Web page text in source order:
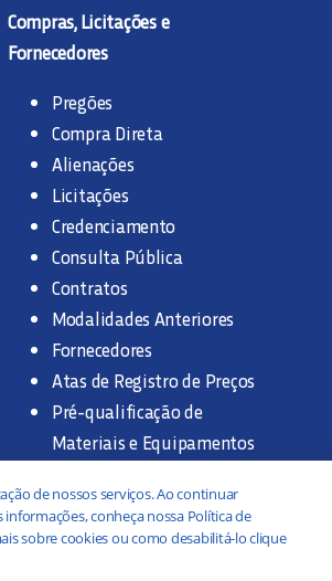
Compras, Licitações e
Fornecedores
Pregões
Compra Direta
Alienações
Licitações
Credenciamento
Consulta Pública
Contratos
Modalidades Anteriores
Fornecedores
Atas de Registro de Preços
Pré-qualificação de
Materiais e Equipamentos
Documentação Interna
de nossos serviços. Ao continuar
conheça nossa Política de
sobre cookies ou como desabilitá-lo clique